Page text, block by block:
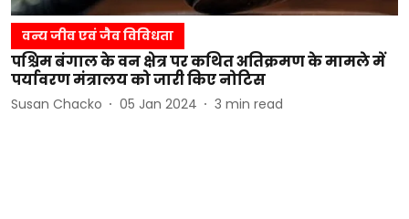
वन्य जीव एवं जैव विविधता
पश्चिम बंगाल के वन क्षेत्र पर कथित अतिक्रमण के मामले में
पर्यावरण मंत्रालय को जारी किए नोटिस
Susan Chacko 05 Jan 2024 3 min read